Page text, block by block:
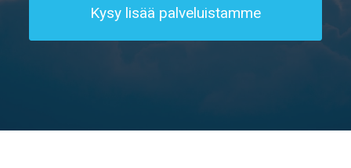
Kysy lisää palveluistamme